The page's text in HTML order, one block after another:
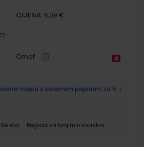
CIJENA: 6,09 €
Omot
mapa s kolažnim papirom za 5. i
d.d.
Registarski broj ministarstva: